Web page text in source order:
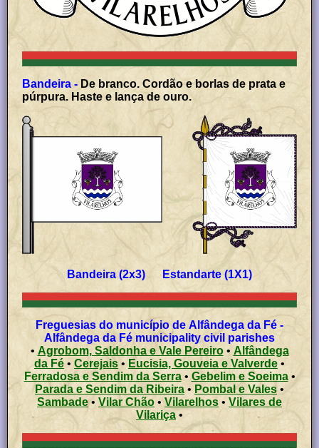
Bandeira - De branco. Cordão e borlas de prata e
púrpura. Haste e lança de ouro.
Bandeira (2x3) Estandarte (1X1)
Freguesias do município de Alfândega da Fé -
Alfândega da Fé municipality civil parishes
• Agrobom, Saldonha e Vale Pereiro• Alfândega
da Fé • Cerejais • Eucisia, Gouveia e Valverde •
Ferradosa e Sendim da Serra • Gebelim e Soeima•
Parada e Sendim da Ribeira • Pombal e Vales •
Sambade• Vilar Chão •Vilarelhos • Vilares de
Vilariça•